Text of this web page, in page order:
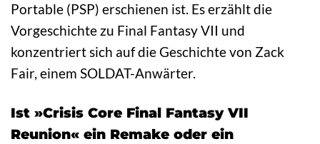
Portable (PSP) erschienen ist. Es erzählt die
Vorgeschichte zu Final Fantasy VII und
konzentriert sich auf die Geschichte von Zack
Fair, einem SOLDAT-Anwärter.
Ist »Crisis Core Final Fantasy VII
Reunion« ein Remake oder ein